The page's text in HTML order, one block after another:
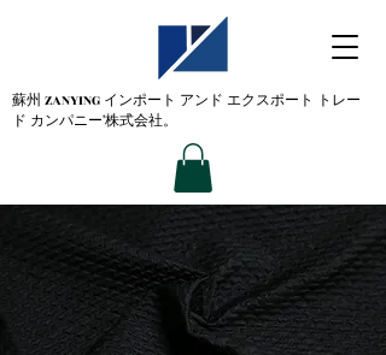
蘇州 ZANYING インポート アンド エクスポート トレー
ド カンパニー'株式会社。